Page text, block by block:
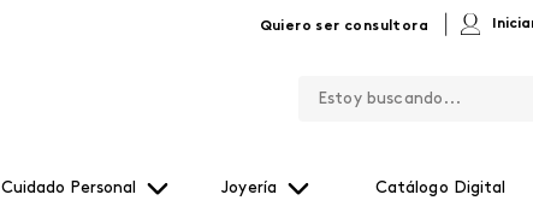
Quiero ser consultora
Cuidado Personal Joyería Catálogo Digital